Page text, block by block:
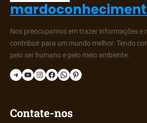
Nos preocupamos em trazer informações e
contribuir para um mundo melhor. Tendo
pelo ser humano e pelo meio ambiente.
Telegram YouTube Instagram Facebook WhatsApp Pinterest
Contate-nos